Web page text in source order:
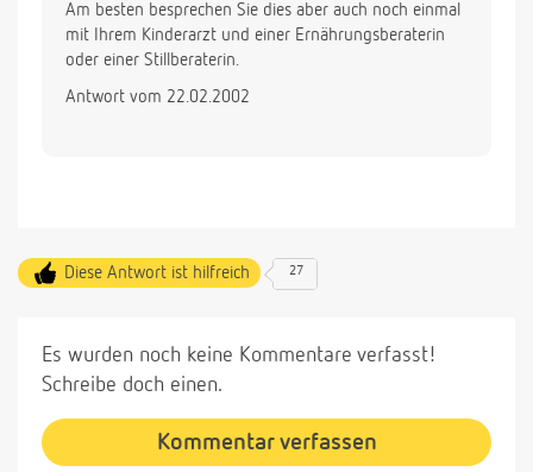
Am besten besprechen Sie dies aber auch noch einmal
mit Ihrem Kinderarzt und einer Ernährungsberaterin
oder einer Stillberaterin.
Antwort vom 22.02.2002
Diese Antwort ist hilfreich 27
Es wurden noch keine Kommentare verfasst!
Schreibe doch einen.
Kommentar verfassen